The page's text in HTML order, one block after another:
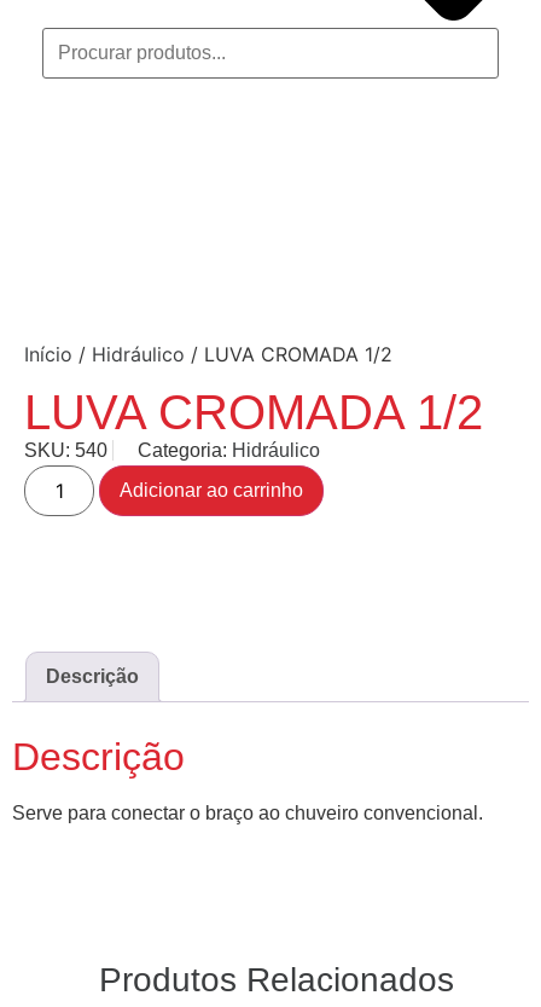
Início / Hidráulico / LUVA CROMADA 1/2
LUVA CROMADA 1/2
Adicionar ao carrinho
SKU: 540 Categoria: Hidráulico
Descrição
Descrição
Serve para conectar o braço ao chuveiro convencional.
Produtos Relacionados